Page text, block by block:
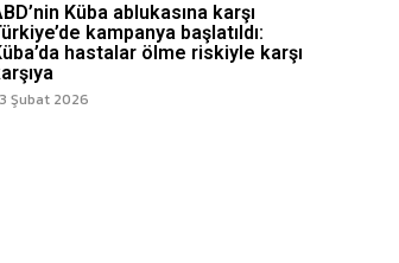
Küba ablukasına karşı
kampanya başlatıldı:
hastalar ölme riskiyle karşı
Şubat 2026